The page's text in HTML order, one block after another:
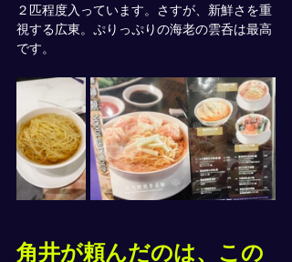
２匹程度入っています。さすが、新鮮さを重
視する広東。ぷりっぷりの海老の雲呑は最高
です。
角井が頼んだのは、この